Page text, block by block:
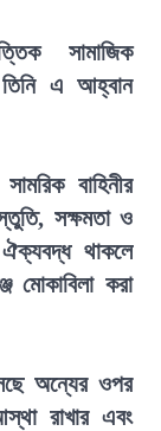
সামাজিক
এ আহ্বান
বাহিনীর
সক্ষমতা ও
থাকলে
মোকাবিলা করা
অন্যের ওপর
রাখার এবং